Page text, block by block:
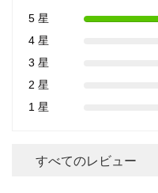
5 星
4 星
3 星
2 星
1 星
すべてのレビュー